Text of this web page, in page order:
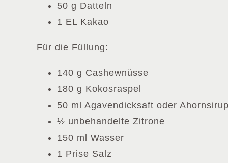
50 g Datteln
1 EL Kakao
Für die Füllung:
140 g Cashewnüsse
180 g Kokosraspel
50 ml Agavendicksaft oder
½ unbehandelte Zitrone
150 ml Wasser
1 Prise Salz